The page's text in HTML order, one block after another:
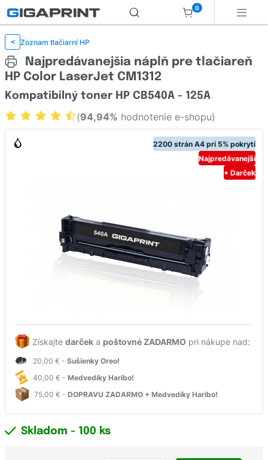
0
< Zoznam tlačiarní HP
Najpredávanejšia náplň pre tlačiareň
HP Color LaserJet CM1312
2200 strán A4 pri 5% pokrytí
Najpredávanejší
+ Darček
Získajte darček a poštovné ZADARMO pri nákupe nad:
20,00 € - Sušienky Oreo!
40,00 € - Medvedíky Haribo!
75,00 € - DOPRAVU ZADARMO + Medvedíky Haribo!
Kompatibilný toner HP CB540A - 125A
(94,94% hodnotenie e-shopu)
Skladom - 100 ks